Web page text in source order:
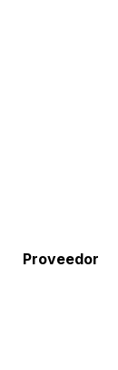
Proveedor